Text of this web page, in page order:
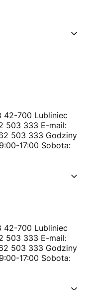
42-700 Lubliniec
503 333 E-mail:
503 333 Godziny
17:00 Sobota:
42-700 Lubliniec
503 333 E-mail:
503 333 Godziny
17:00 Sobota: